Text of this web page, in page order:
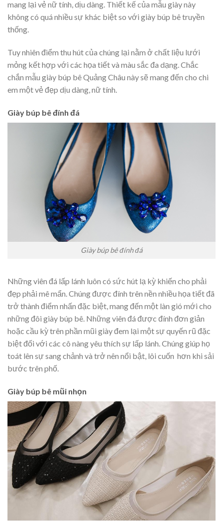
mang lại vẻ nữ tính, dịu dàng. Thiết kế của mẫu giày này
không có quá nhiều sự khác biệt so với giày búp bê truyền
thống.
Tuy nhiên điểm thu hút của chúng lại nằm ở chất liệu lưới
mỏng kết hợp với các họa tiết và màu sắc đa dạng. Chắc
chắn mẫu giày búp bê Quảng Châu này sẽ mang đến cho chi
em một vẻ đẹp dịu dàng, nữ tính.
Giày búp bê đính đá
Giày búp bê đính đá
Những viên đá lấp lánh luôn có sức hút lạ kỳ khiến cho phải
đẹp phải mê mẩn. Chúng được đính trên nền nhiều họa tiết đã
trở thành điểm nhấn đặc biệt, mang đến một làn gió mới cho
những đôi giày búp bê. Những viên đá được đính đơn giản
hoặc cầu kỳ trên phần mũi giày đem lại một sự quyến rũ đặc
biệt đối với các cô nàng yêu thích sự lấp lánh. Chúng giúp họ
toát lên sự sang chảnh và trở nên nổi bật, lôi cuốn hơn khi sải
bước trên phố.
Giày búp bê mũi nhọn